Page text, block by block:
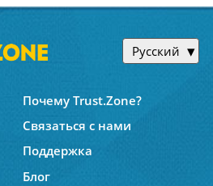
Русский
Почему Trust.Zone?
Связаться с нами
Поддержка
Блог